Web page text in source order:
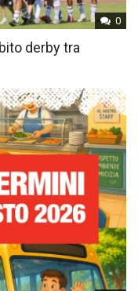
0
derby tra